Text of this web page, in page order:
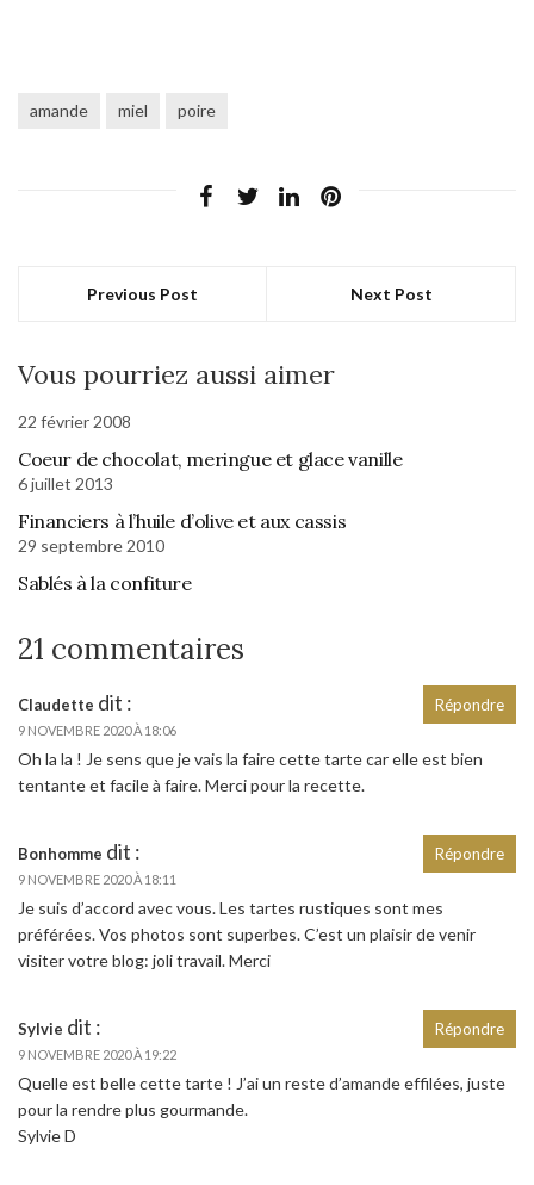
amande miel poire
Previous Post Next Post
Vous pourriez aussi aimer
22 février 2008
Coeur de chocolat, meringue et glace vanille
6 juillet 2013
Financiers à l’huile d’olive et aux cassis
29 septembre 2010
Sablés à la confiture
21 commentaires
Claudette dit :
9 NOVEMBRE 2020 À 18:06
Oh la la ! Je sens que je vais la faire cette tarte car elle est bien
tentante et facile à faire. Merci pour la recette.
Répondre
Bonhomme dit :
9 NOVEMBRE 2020 À 18:11
Je suis d’accord avec vous. Les tartes rustiques sont mes
préférées. Vos photos sont superbes. C’est un plaisir de venir
visiter votre blog: joli travail. Merci
Répondre
Sylvie dit :
9 NOVEMBRE 2020 À 19:22
Quelle est belle cette tarte ! J’ai un reste d’amande effilées, juste
pour la rendre plus gourmande.
Sylvie D
Répondre